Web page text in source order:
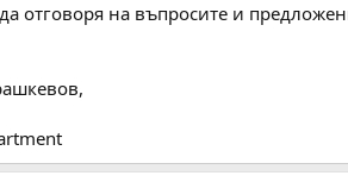
отговоря на въпросите и